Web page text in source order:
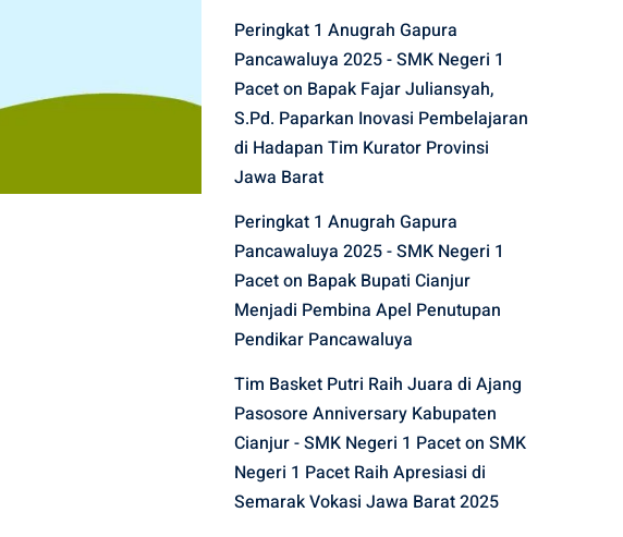
Peringkat 1 Anugrah Gapura
Pancawaluya 2025 - SMK Negeri 1
Paceton Bapak Fajar Juliansyah,
S.Pd. Paparkan Inovasi Pembelajaran
di Hadapan Tim Kurator Provinsi
Jawa Barat
Peringkat 1 Anugrah Gapura
Pancawaluya 2025 - SMK Negeri 1
Paceton Bapak Bupati Cianjur
Menjadi Pembina Apel Penutupan
Pendikar Pancawaluya
Tim Basket Putri Raih Juara di Ajang
Pasosore Anniversary Kabupaten
Cianjur - SMK Negeri 1 Paceton SMK
Negeri 1 Pacet Raih Apresiasi di
Semarak Vokasi Jawa Barat 2025